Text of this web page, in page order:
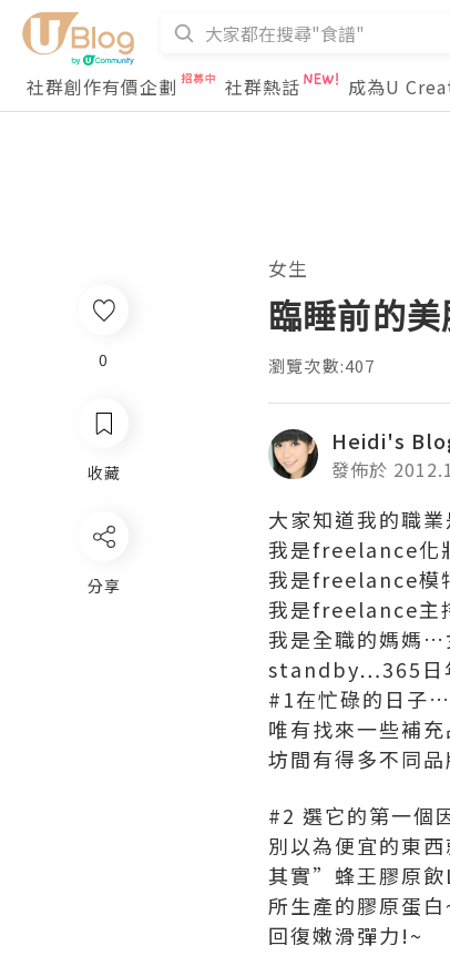
社群創作有價企劃 社群熱話 成為U
女生
臨睡前的
瀏覽次數:407
Heidi's
發佈於
大家知道我的職
我是freelance化
我是freelance模
我是freelance主
我是全職的媽媽
standby…365日
#1在忙碌的日子
唯有找來一些補
坊間有得多不同
#2 選它的第一
別以為便宜的東
其實”蜂王膠原
所生產的膠原蛋
回復嫩滑彈力!~
0
收藏
分享